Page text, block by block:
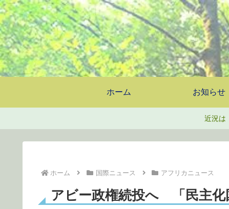
ホーム お知らせ
近況は
ホーム 国際ニュース アフリカニュース
アビー政権続投へ 「民主化